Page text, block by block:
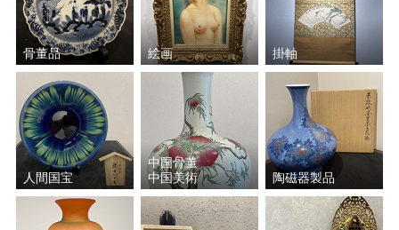
骨董品 絵画 掛軸
人間国宝
中国骨董
中国美術
陶磁器製品